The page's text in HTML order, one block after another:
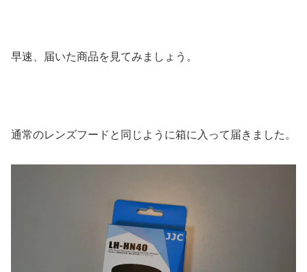
早速、届いた商品を見てみましょう。
通常のレンズフードと同じように箱に入って届きました。